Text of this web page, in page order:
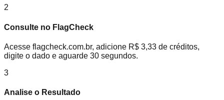
2
Consulte no FlagCheck
Acesse flagcheck.com.br, adicione R$ 3,33 de créditos,
digite o dado e aguarde 30 segundos.
3
Analise o Resultado